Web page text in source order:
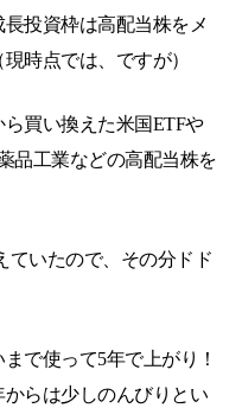
投資枠は高配当株をメ
時点では、ですが）
買い換えた米国ETFや
品工業などの高配当株を
ていたので、その分ドド
で使って5年で上がり！
らは少しのんびりとい